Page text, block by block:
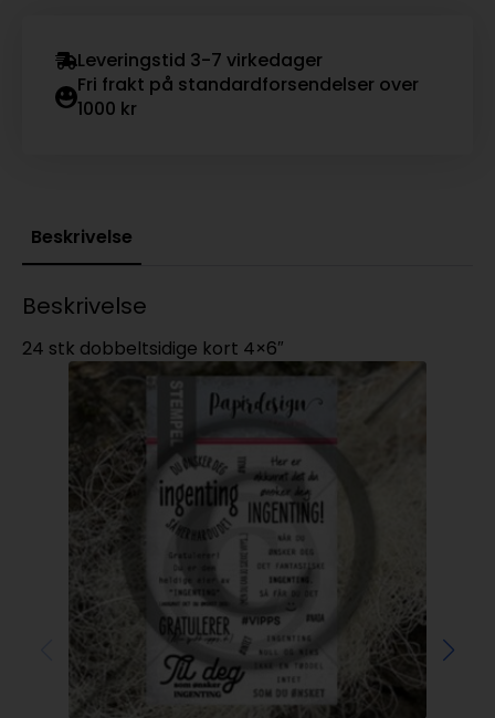
Leveringstid 3-7 virkedager
Fri frakt på standardforsendelser over
1000 kr
Beskrivelse
Beskrivelse
24 stk dobbeltsidige kort 4×6″